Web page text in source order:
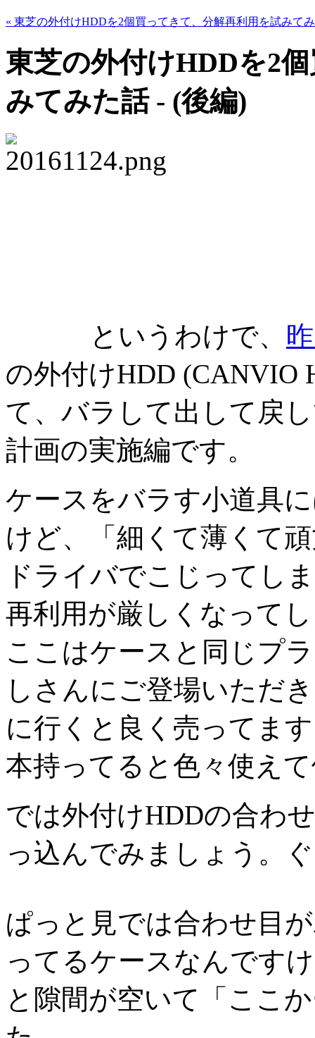
« 東芝の外付けHDDを2個買ってきて、分解再利用を試みて
東芝の外付けHDDを2
みてみた話 - (後編)
というわけで、
の外付けHDD (CANVIO
て、バラして出して戻
計画の実施編です。
ケースをバラす小道具
けど、「細くて薄くて
ドライバでこじってし
再利用が厳しくなって
ここはケースと同じプ
しさんにご登場いただ
に行くと良く売ってま
本持ってると色々使え
では外付けHDDの合わ
っ込んでみましょう。
ぱっと見では合わせ目
ってるケースなんです
と隙間が空いて「ここ